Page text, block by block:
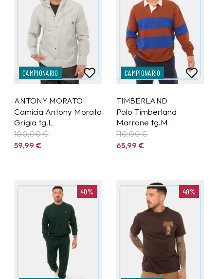
CAMPIONARIO
ANTONY MORATO
Camicia Antony Morato
Grigia tg.L
100,00 €
59,99€
CAMPIONARIO
TIMBERLAND
Polo Timberland
Marrone tg.M
110,00 €
65,99€
40% 40%